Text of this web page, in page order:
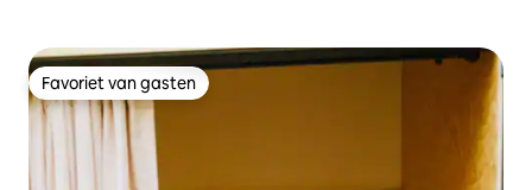
Favoriet van gasten
Favoriet van gasten